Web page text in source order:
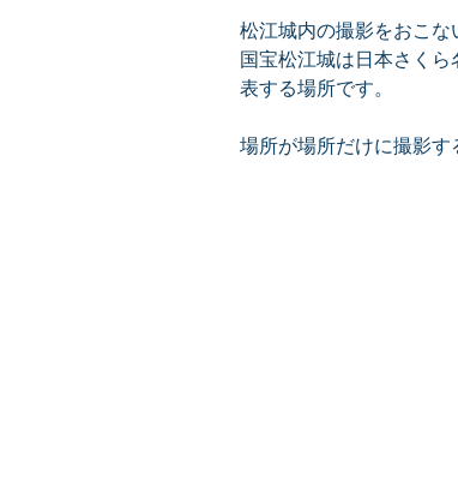
松江城内の撮影をおこな
国宝松江城は日本さく
表する場所です。
場所が場所だけに撮影す